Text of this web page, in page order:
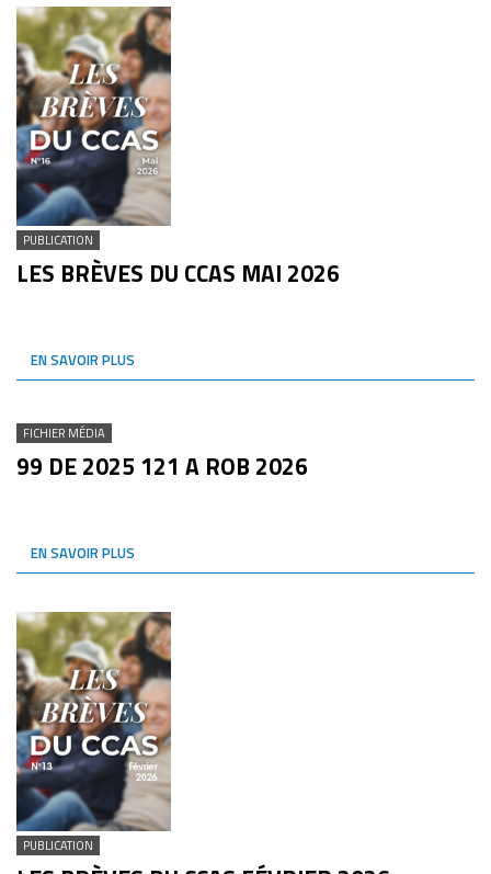
PUBLICATION
LES BRÈVES DU CCAS MAI 2026
EN SAVOIR PLUS
FICHIER MÉDIA
99 DE 2025 121 A ROB 2026
EN SAVOIR PLUS
PUBLICATION